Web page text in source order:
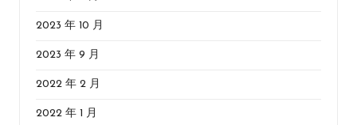
2023 年 10 月
2023 年 9 月
2022 年 2 月
2022 年 1 月